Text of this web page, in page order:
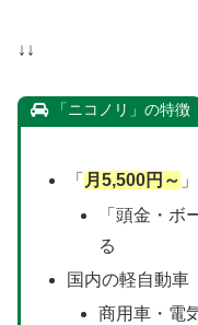
↓↓
「ニコノリ」の特徴
「 月5,500円～
「頭金・ボ
る
国内の軽自動車
商用車・電